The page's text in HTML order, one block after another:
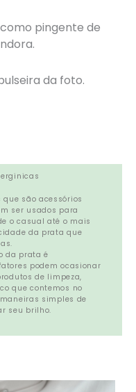
pingente de
da foto.
são acessórios
ser usados para
o casual até o mais
da prata que
da prata é
podem ocasionar
de limpeza,
que contemos no
simples de
seu brilho.